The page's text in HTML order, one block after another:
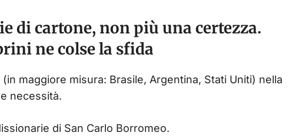
di cartone, non più una certezza.
ne colse la sfida
maggiore misura: Brasile, Argentina, Stati Uniti) nella
necessità.
di San Carlo Borromeo.